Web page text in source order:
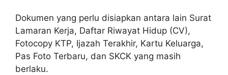
Dokumen yang perlu disiapkan antara lain Surat
Lamaran Kerja, Daftar Riwayat Hidup (CV),
Fotocopy KTP, Ijazah Terakhir, Kartu Keluarga,
Pas Foto Terbaru, dan SKCK yang masih
berlaku.